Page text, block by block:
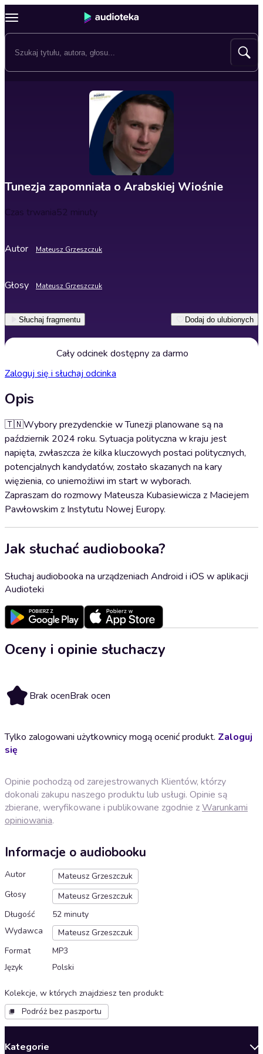
Tunezja zapomniała o Arabskiej Wiośnie
Czas trwania52 minuty
Autor Mateusz Grzeszczuk
Głosy Mateusz Grzeszczuk
Słuchaj fragmentu Dodaj do ulubionych
Cały odcinek dostępny za darmo
Zaloguj się i słuchaj odcinka
Opis
🇹🇳Wybory prezydenckie w Tunezji planowane są na
październik 2024 roku. Sytuacja polityczna w kraju jest
napięta, zwłaszcza że kilka kluczowych postaci politycznych,
potencjalnych kandydatów, zostało skazanych na kary
więzienia, co uniemożliwi im start w wyborach.
Zapraszam do rozmowy Mateusza Kubasiewicza z Maciejem
Pawłowskim z Instytutu Nowej Europy.
Jak słuchać audiobooka?
Słuchaj audiobooka na urządzeniach Android i iOS w aplikacji
Audioteki
Oceny i opinie słuchaczy
Brak ocenBrak ocen
Tylko zalogowani użytkownicy mogą ocenić produkt. Zaloguj
się
Opinie pochodzą od zarejestrowanych Klientów, którzy
dokonali zakupu naszego produktu lub usługi. Opinie są
zbierane, weryfikowane i publikowane zgodnie zWarunkami
opiniowania.
Informacje o audiobooku
Autor
Mateusz Grzeszczuk
Głosy
Mateusz Grzeszczuk
Długość
52 minuty
Wydawca
Mateusz Grzeszczuk
Format
MP3
Język
Polski
Kolekcje, w których znajdziesz ten produkt:
Podróż bez paszportu
Kategorie